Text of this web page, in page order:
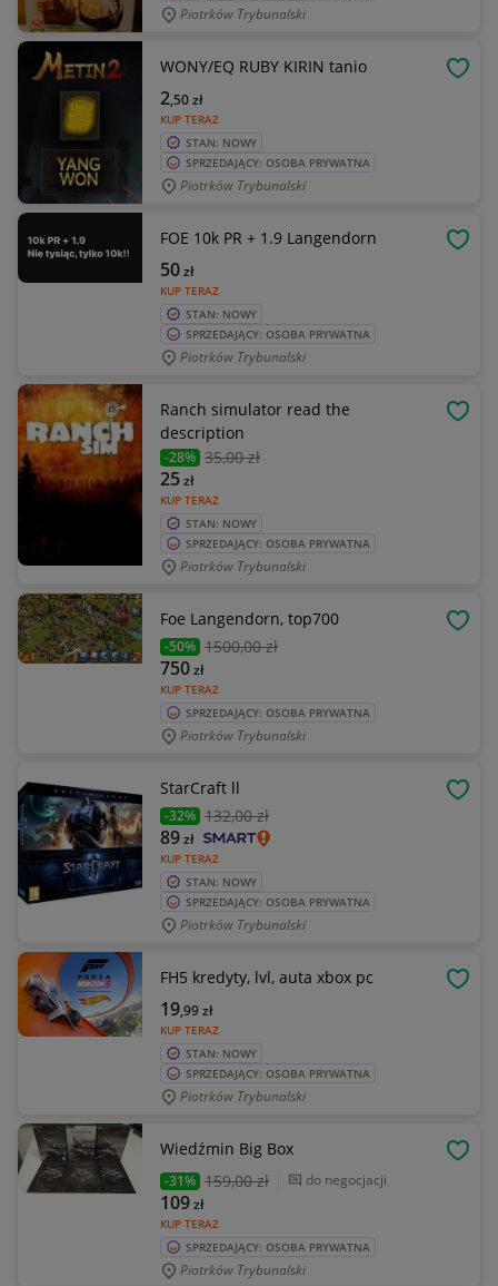
Piotrków Trybunalski
WONY/EQ RUBY KIRIN tanio
KUP TERAZ
2,50zł
STAN: NOWY
SPRZEDAJĄCY: OSOBA PRYWATNA
Piotrków Trybunalski
FOE 10k PR + 1.9 Langendorn
KUP TERAZ
50zł
STAN: NOWY
SPRZEDAJĄCY: OSOBA PRYWATNA
Piotrków Trybunalski
Ranch simulator read the
description
-28% 35,00 zł
KUP TERAZ
25zł
STAN: NOWY
SPRZEDAJĄCY: OSOBA PRYWATNA
Piotrków Trybunalski
Foe Langendorn, top700
-50% 1500,00 zł
KUP TERAZ
750zł
SPRZEDAJĄCY: OSOBA PRYWATNA
Piotrków Trybunalski
StarCraft ll
-32% 132,00 zł
KUP TERAZ
89zł
STAN: NOWY
SPRZEDAJĄCY: OSOBA PRYWATNA
Piotrków Trybunalski
FH5 kredyty, lvl, auta xbox pc
KUP TERAZ
19,99zł
STAN: NOWY
SPRZEDAJĄCY: OSOBA PRYWATNA
Piotrków Trybunalski
Wiedźmin Big Box
-31% 159,00 zł do negocjacji
KUP TERAZ
109zł
SPRZEDAJĄCY: OSOBA PRYWATNA
Piotrków Trybunalski